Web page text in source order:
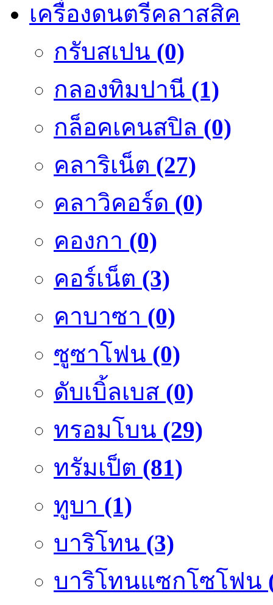
เครื่องดนตรีคลาสสิค
กรับสเปน (0)
กลองทิมปานี (1)
กล็อคเคนสปิล (0)
คลาริเน็ต (27)
คลาวิคอร์ด (0)
คองกา (0)
คอร์เน็ต (3)
คาบาซา (0)
ซูซาโฟน (0)
ดับเบิ้ลเบส (0)
ทรอมโบน (29)
ทรัมเป็ต (81)
ทูบา (1)
บาริโทน (3)
บาริโทนแซกโซโฟน